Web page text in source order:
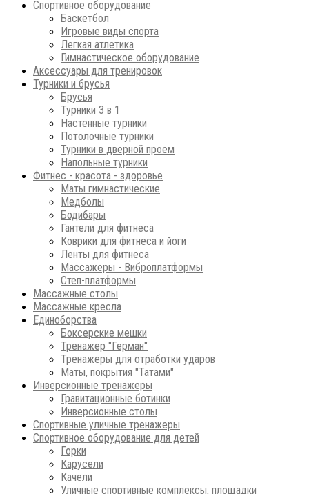
Спортивное оборудование
Баскетбол
Игровые виды спорта
Легкая атлетика
Гимнастическое оборудование
Аксессуары для тренировок
Турники и брусья
Брусья
Турники 3 в 1
Настенные турники
Потолочные турники
Турники в дверной проем
Напольные турники
Фитнес - красота - здоровье
Маты гимнастические
Медболы
Бодибары
Гантели для фитнеса
Коврики для фитнеса и йоги
Ленты для фитнеса
Массажеры - Виброплатформы
Степ-платформы
Массажные столы
Массажные кресла
Единоборства
Боксерские мешки
Тренажер "Герман"
Тренажеры для отработки ударов
Маты, покрытия "Татами"
Инверсионные тренажеры
Гравитационные ботинки
Инверсионные столы
Спортивные уличные тренажеры
Спортивное оборудование для детей
Горки
Карусели
Качели
Уличные спортивные комплексы, площадки